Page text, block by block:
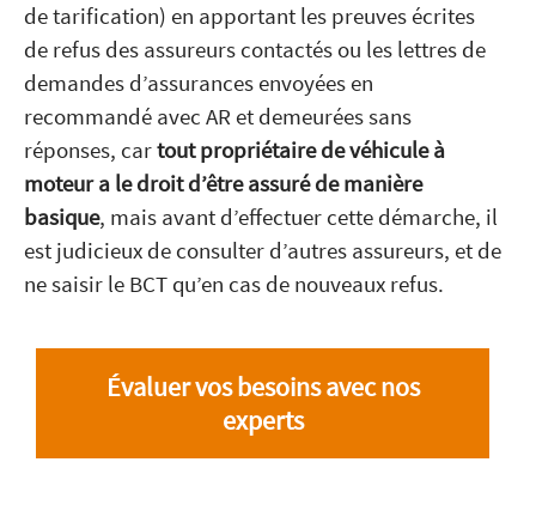
de tarification) en apportant les preuves écrites
de refus des assureurs contactés ou les lettres de
demandes d’assurances envoyées en
recommandé avec AR et demeurées sans
réponses, cartout propriétaire de véhicule à
moteur a le droit d’être assuré de manière
basique, mais avant d’effectuer cette démarche, il
est judicieux de consulter d’autres assureurs, et de
ne saisir le BCT qu’en cas de nouveaux refus.
Évaluer vos besoins avec nos
experts